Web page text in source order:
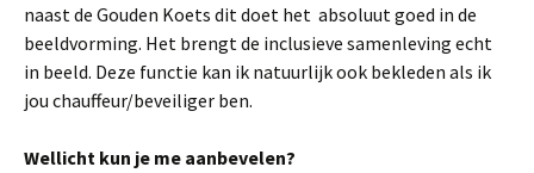
naast de Gouden Koets dit doet het absoluut goed in de
beeldvorming. Het brengt de inclusieve samenleving echt
in beeld. Deze functie kan ik natuurlijk ook bekleden als ik
jou chauffeur/beveiliger ben.
Wellicht kun je me aanbevelen?